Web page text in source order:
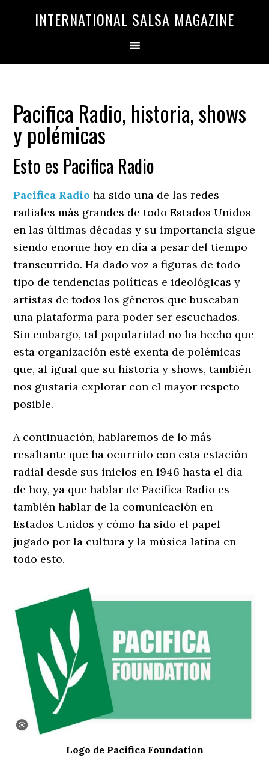
INTERNATIONAL SALSA MAGAZINE
Pacifica Radio, historia, shows
y polémicas
Esto es Pacifica Radio
Pacifica Radio ha sido una de las redes
radiales más grandes de todo Estados Unidos
en las últimas décadas y su importancia sigue
siendo enorme hoy en día a pesar del tiempo
transcurrido. Ha dado voz a figuras de todo
tipo de tendencias políticas e ideológicas y
artistas de todos los géneros que buscaban
una plataforma para poder ser escuchados.
Sin embargo, tal popularidad no ha hecho que
esta organización esté exenta de polémicas
que, al igual que su historia y shows, también
nos gustaría explorar con el mayor respeto
posible.
A continuación, hablaremos de lo más
resaltante que ha ocurrido con esta estación
radial desde sus inicios en 1946 hasta el día
de hoy, ya que hablar de Pacifica Radio es
también hablar de la comunicación en
Estados Unidos y cómo ha sido el papel
jugado por la cultura y la música latina en
todo esto.
Logo de Pacifica Foundation